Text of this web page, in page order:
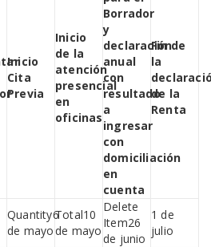
Inicio
Cita
Previa
Inicio
de la
atención
presencial
en
oficinas
Borrador
y
declaración
anual
con
resultado
a
ingresar
con
domiciliación
en
cuenta
Fin de
la
de la
Renta
6
de mayo
10
de mayo
26
de junio
1 de
julio